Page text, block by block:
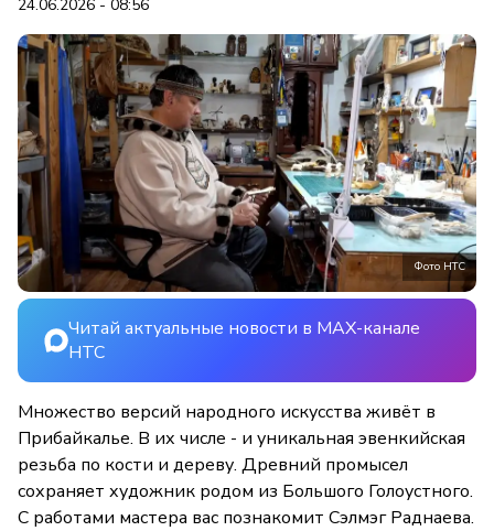
24.06.2026 - 08:56
Фото НТС
Читай актуальные новости в MAX-канале
НТС
Множество версий народного искусства живёт в
Прибайкалье. В их числе - и уникальная эвенкийская
резьба по кости и дереву. Древний промысел
сохраняет художник родом из Большого Голоустного.
С работами мастера вас познакомит Сэлмэг Раднаева.